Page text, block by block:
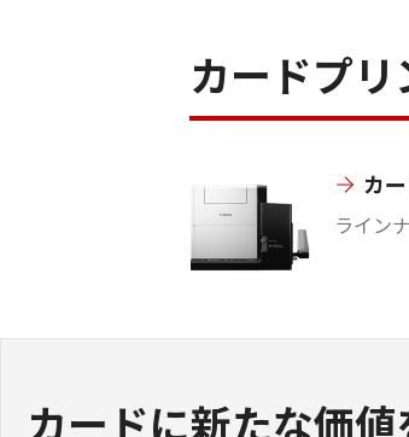
カードプ
カ
ライン
カードに新たな価値